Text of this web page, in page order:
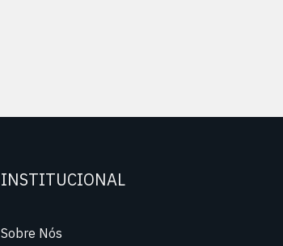
INSTITUCIONAL
Sobre Nós